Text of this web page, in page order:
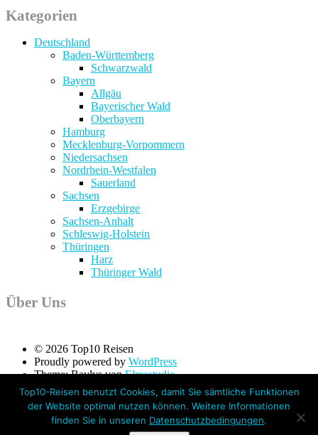
Kategorien
Deutschland
Baden-Württemberg
Schwarzwald
Bayern
Allgäu
Bayerischer Wald
Oberbayern
Hamburg
Mecklenburg-Vorpommern
Niedersachsen
Nordrhein-Westfalen
Sauerland
Sachsen
Erzgebirge
Sachsen-Anhalt
Schleswig-Holstein
Thüringen
Harz
Thüringer Wald
Über Uns
© 2026 Top10 Reisen
Proudly powered by WordPress
Theme: Baylys vonElmastudio
Über uns
Datenschutz
Impressum
Top10-Reisen benutzt Cookies, damit Sie sämtliche Funktionen
der Website optimal nutzen können. Weitere Informationen
finden Sie in unseren Datenschutzbedingungen.